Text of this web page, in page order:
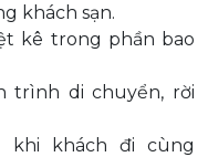
khách sạn.
kê trong phần bao
trình di chuyển, rời
khi khách đi cùng